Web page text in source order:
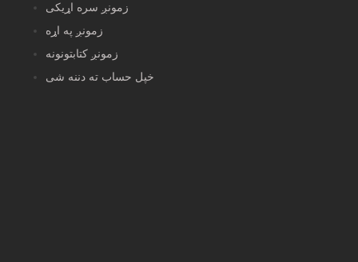
زمونږ سره اړیکی
زمونږ په اړه
زمونږ کتابتونونه
خپل حساب ته دننه شی